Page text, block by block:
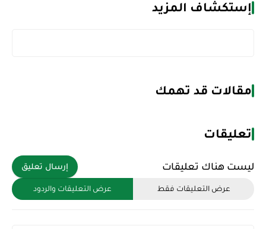
إستكشاف المزيد
مقالات قد تهمك
تعليقات
ليست هناك تعليقات إرسال تعليق
عرض التعليقات فقط عرض التعليقات والردود